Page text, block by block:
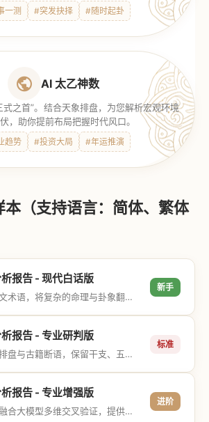
一测 #突发抉择 #随时起卦
AI 太乙神数
式之首”。结合天象排盘，为您解析宏观环境
，助你提前布局把握时代风口。
趋势 #投资大局 #年运推演
本（支持语言：简体、繁体
报告 - 现代白话版
摒弃晦涩难懂的古文术语，将复杂的命理与卦象翻译成通俗易懂的现代大白话，直击结果与生活建议，零门槛轻松阅读。
新手
报告 - 专业研判版
深度还原传统术数排盘与古籍断语，保留干支、五行与神煞等专业术语，适合追求严谨考证与具备易学基础的用户。
标准
报告 - 专业增强版
在专业排盘基础上融合大模型多维交叉验证，提供更详尽的流年推演、应期运筹、象意深度剖析，以及全方位的运筹决策指导。
进阶